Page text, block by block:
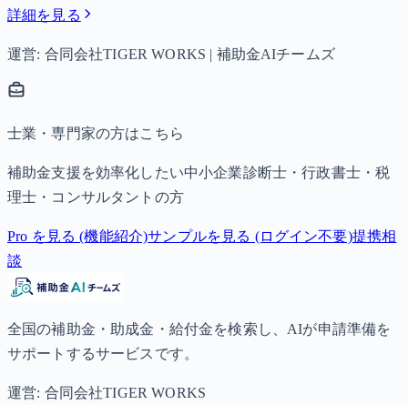
詳細を見る
運営: 合同会社TIGER WORKS | 補助金AIチームズ
士業・専門家の方はこちら
補助金支援を効率化したい中小企業診断士・行政書士・税
理士・コンサルタントの方
Pro を見る (機能紹介)サンプルを見る (ログイン不要)提携相
談
全国の補助金・助成金・給付金を検索し、AIが申請準備を
サポートするサービスです。
運営: 合同会社TIGER WORKS